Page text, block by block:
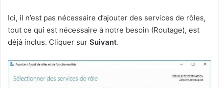
Ici, il n’est pas nécessaire d’ajouter des services de rôles,
tout ce qui est nécessaire à notre besoin (Routage), est
déjà inclus. Cliquer sur Suivant.